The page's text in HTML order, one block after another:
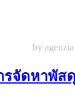
by
รจัดหาพัสดุ